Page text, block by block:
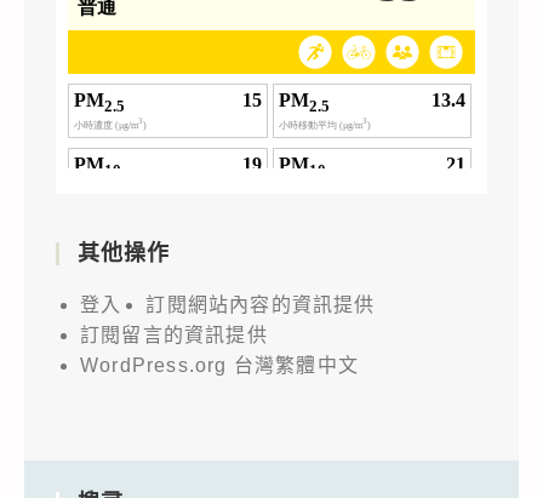
其他操作
登入
訂閱網站內容的資訊提供
訂閱留言的資訊提供
WordPress.org 台灣繁體中文